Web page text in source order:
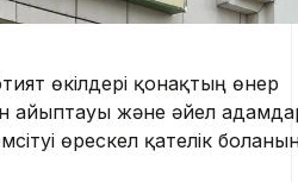
өкілдері қонақтың өнер
айыптауы және әйел
өрескел қателік